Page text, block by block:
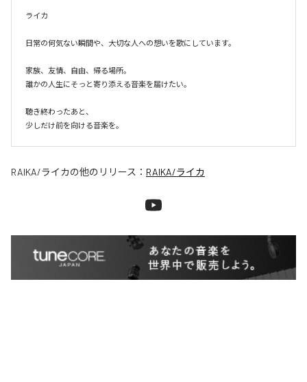
ライカ
日常の何気ない瞬間や、大切な人への想いを歌にしています。
家族、友情、自由、帰る場所。
誰かの人生にそっと寄り添える音楽を届けたい。
聴き終わったあと、
少しだけ前を向ける音楽を。
RAIKA/ライカの他のリリース： RAIKA/ライカ